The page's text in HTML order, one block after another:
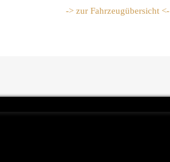
-> zur Fahrzeugübersicht <-